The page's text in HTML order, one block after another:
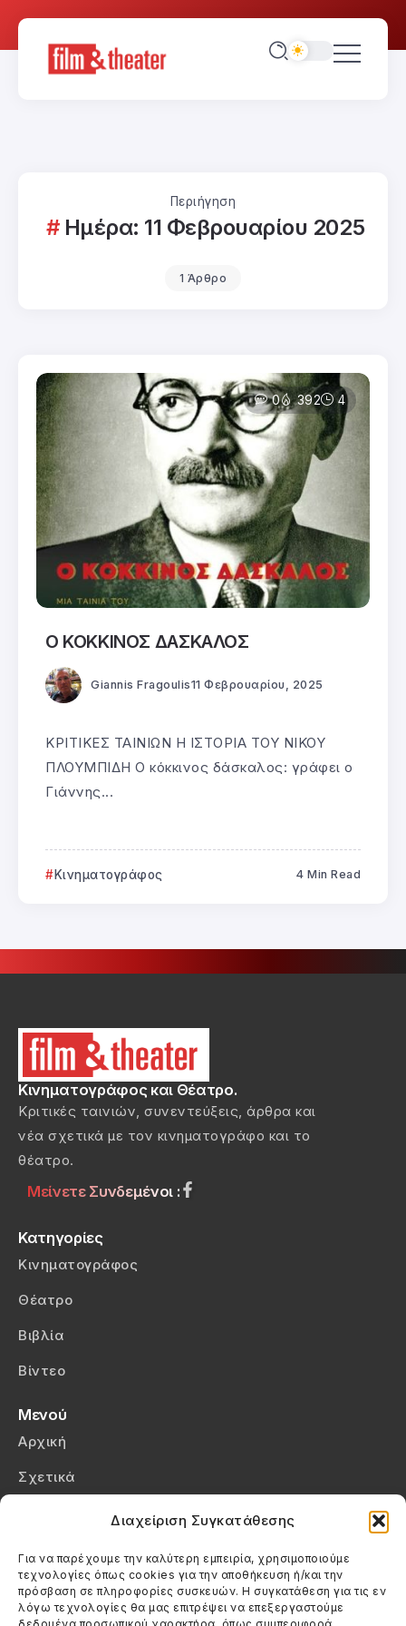
Διαχείριση Συγκατάθεσης
Για να παρέχουμε την καλύτερη εμπειρία, χρησιμοποιούμε
τεχνολογίες όπως cookies για την αποθήκευση ή/και την
πρόσβαση σε πληροφορίες συσκευών. Η συγκατάθεση για τις εν
λόγω τεχνολογίες θα μας επιτρέψει να επεξεργαστούμε
Περιήγηση
Ημέρα: 11 Φεβρουαρίου 2025
1 Άρθρο
0 392 4
Ο ΚΟΚΚΙΝΟΣ ΔΑΣΚΑΛΟΣ
Giannis Fragoulis11 Φεβρουαρίου, 2025
ΚΡΙΤΙΚΕΣ ΤΑΙΝΙΩΝ Η ΙΣΤΟΡΙΑ ΤΟΥ ΝΙΚΟΥ
ΠΛΟΥΜΠΙΔΗ Ο κόκκινος δάσκαλος: γράφει ο
Γιάννης...
Κινηματογράφος 4 Min Read
Κινηματογράφος και Θέατρο.
Κριτικές ταινιών, συνεντεύξεις, άρθρα και
νέα σχετικά με τον κινηματογράφο και το
θέατρο.
Μείνετε Συνδεμένοι :
Κατηγορίες
Κινηματογράφος
Θέατρο
Βιβλία
Βίντεο
Μενού
Αρχική
Σχετικά
Πολιτική Cookies (ΕΕ)